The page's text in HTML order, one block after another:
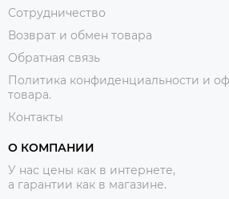
Сотрудничество
Возврат и обмен товара
Обратная связь
Политика конфиденциальности и
товара.
Контакты
О КОМПАНИИ
У нас цены как в интернете,
а гарантии как в магазине.